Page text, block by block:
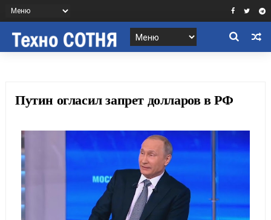
Путин огласил запрет долларов в РФ